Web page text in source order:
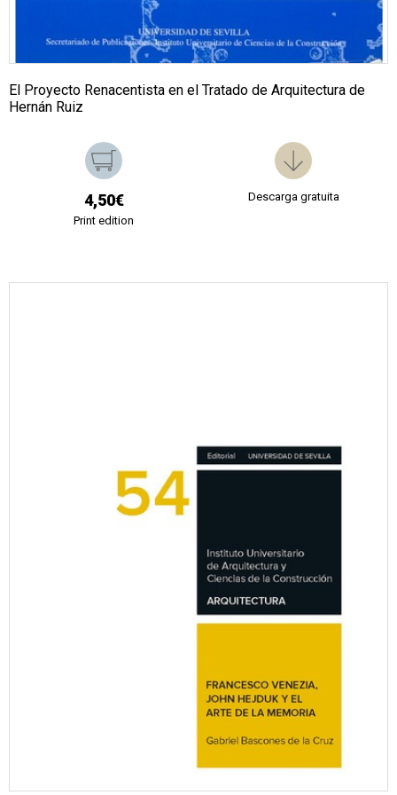
El Proyecto Renacentista en el Tratado de Arquitectura de
Hernán Ruiz
4,50€
Print edition
Descarga gratuita